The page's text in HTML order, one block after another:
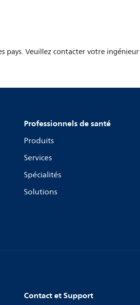
pays. Veuillez contacter votre
Professionnels de santé
Produits
Services
Spécialités
Solutions
Contact et Support